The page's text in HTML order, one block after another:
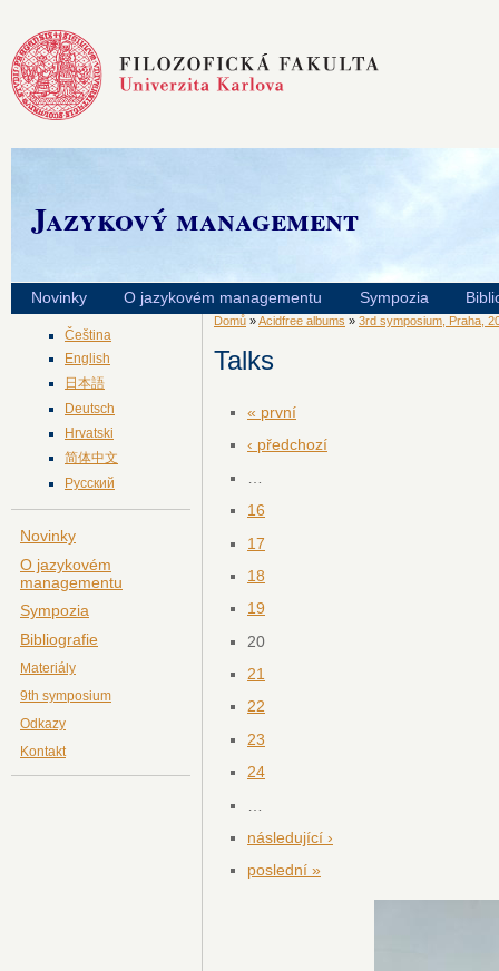
Jazykový management
Novinky O jazykovém managementu Sympozia
Čeština
English
日本語
Deutsch
Hrvatski
简体中文
Русский
Novinky
O jazykovém
managementu
Sympozia
Bibliografie
Materiály
9th symposium
Odkazy
Kontakt
Domů »Acidfree albums » 3rd symposium, Praha,
Talks
« první
‹ předchozí
16
17
18
19
20
21
22
23
24
následující ›
poslední »